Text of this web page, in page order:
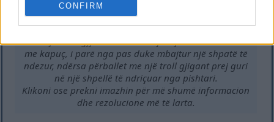
CONFIRM
Skenë fantazi gjysmërealiste e një luftëtari të blinduar
me kapuç, i parë nga pas duke mbajtur një shpatë të
ndezur, ndërsa përballet me një troll gjigant prej guri
në një shpellë të ndriçuar nga pishtari.
Klikoni ose prekni imazhin për më shumë informacion
dhe rezolucione më të larta.